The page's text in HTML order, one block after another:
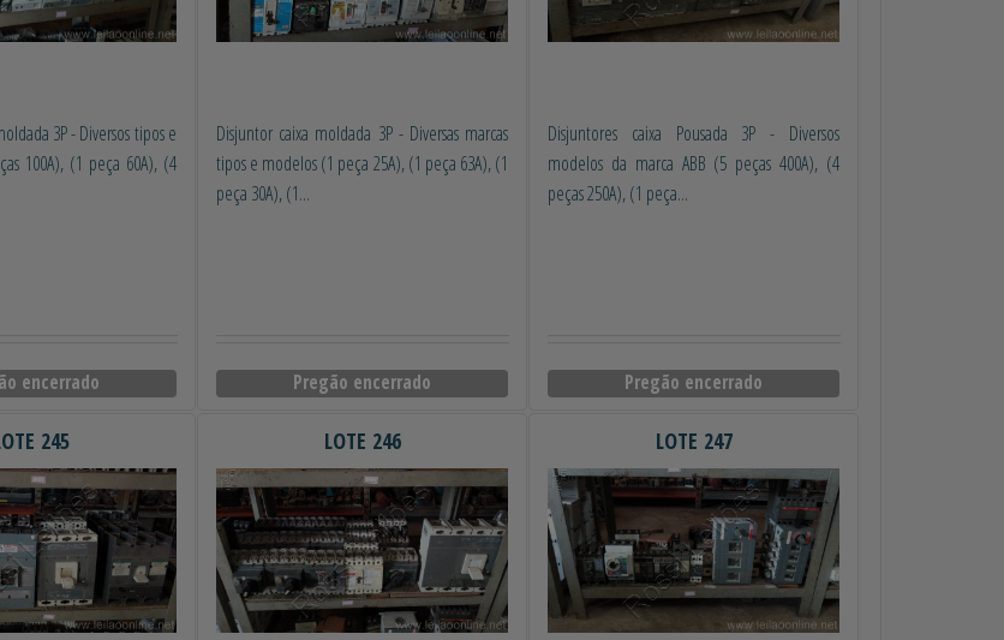
3P - Diversos tipos e
100A), (1 peça 60A), (4
encerrado
Disjuntor caixa moldada 3P - Diversas marcas
tipos e modelos (1 peça 25A), (1 peça 63A), (1
peça 30A), (1...
Pregão encerrado
Disjuntores caixa Pousada 3P - Diversos
modelos da marca ABB (5 peças 400A), (4
peças 250A), (1 peça...
Pregão encerrado
245 LOTE 246 LOTE 247